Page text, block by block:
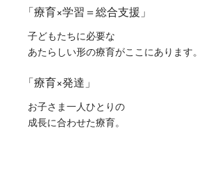
「療育×学習＝総合支援」
子どもたちに必要な
あたらしい形の療育がここにあります。
「療育×発達」
お子さま一人ひとりの
成長に合わせた療育。